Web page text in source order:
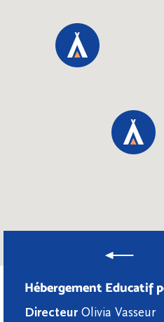
Hébergement Educatif
Directeur Olivia Vasseur